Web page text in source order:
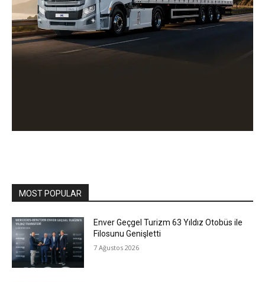
MOST POPULAR
Enver Geçgel Turizm 63 Yıldız Otobüs ile
Filosunu Genişletti
7 Ağustos 2026